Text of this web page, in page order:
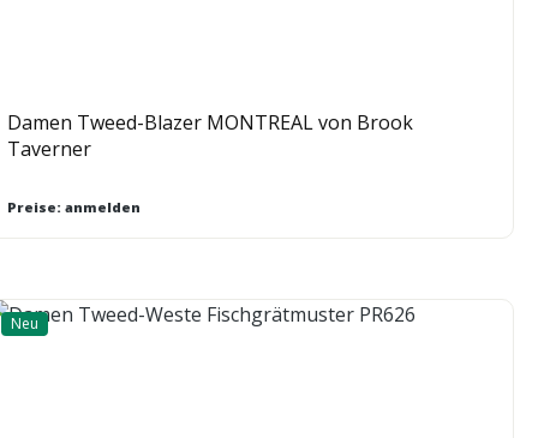
Damen Tweed-Blazer MONTREAL von Brook
Taverner
Preise: anmelden
Neu